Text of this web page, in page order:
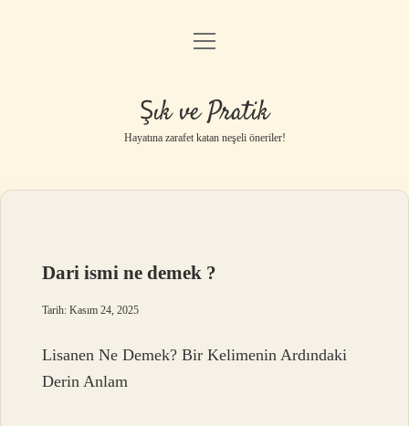
Anasayfa
Yasal Uyarı
menüyü
Şık ve Pratik
Hayatına zarafet katan neşeli öneriler!
Dari ismi ne demek ?
Tarih: Kasım 24, 2025
Lisanen Ne Demek? Bir Kelimenin Ardındaki
Derin Anlam